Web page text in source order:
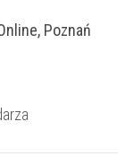
Poznań